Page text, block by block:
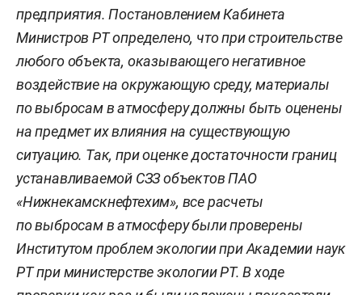
предприятия. Постановлением Кабинета
Министров РТ определено, что при строительстве
любого объекта, оказывающего негативное
воздействие на окружающую среду, материалы
по выбросам в атмосферу должны быть оценены
на предмет их влияния на существующую
ситуацию. Так, при оценке достаточности границ
устанавливаемой СЗЗ объектов ПАО
«Нижнекамскнефтехим», все расчеты
по выбросам в атмосферу были проверены
Институтом проблем экологии при Академии наук
РТ при министерстве экологии РТ. В ходе